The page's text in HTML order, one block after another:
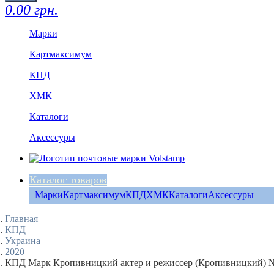
0.00 грн.
Марки
Картмаксимум
КПД
ХМК
Каталоги
Аксессуры
Каталог товаров
МаркиКартмаксимумКПДХМККаталогиАксессуры
Главная
КПД
Украина
2020
КПД Марк Кропивницкий актер и режиссер (Кропивницкий)